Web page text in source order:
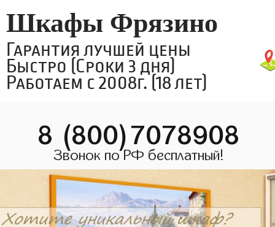
Шкафы Фрязино
Гарантия лучшей цены
Быстро (Сроки 3 дня)
Работаем с 2008г. (18 лет)
8 (800)7078908
Звонок по РФ бесплатный!